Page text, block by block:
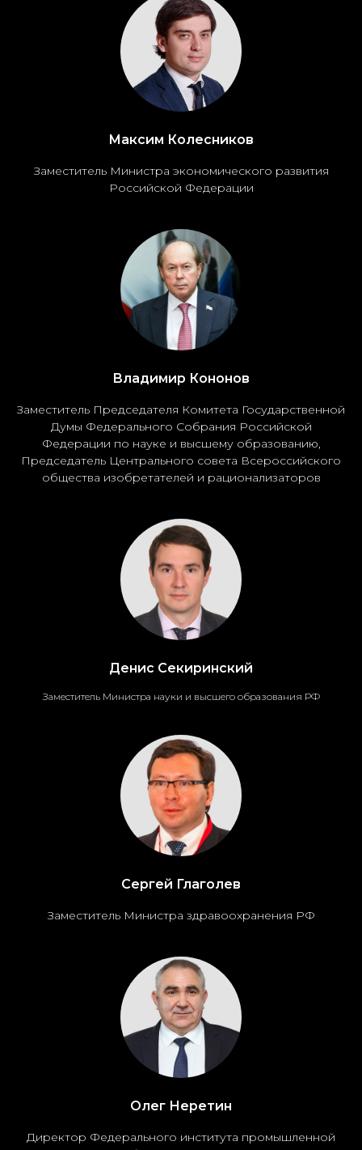
Максим Колесников
Заместитель Министра экономического развития
Российской Федерации
Владимир Кононов
Заместитель Председателя Комитета Государственной
Думы Федерального Собрания Российской
Федерации по науке и высшему образованию,
Председатель Центрального совета Всероссийского
общества изобретателей и рационализаторов
Денис Секиринский
Заместитель Министра науки и высшего образования РФ
Сергей Глаголев
Заместитель Министра здравоохранения РФ
Олег Неретин
Директор Федерального института промышленной